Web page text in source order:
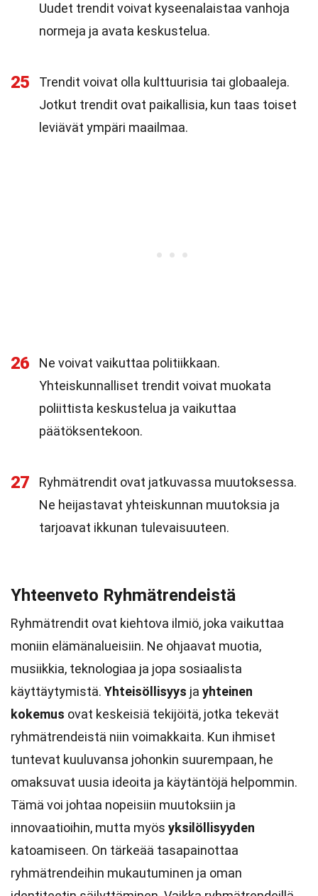
Uudet trendit voivat kyseenalaistaa vanhoja
normeja ja avata keskustelua.
25
Trendit voivat olla kulttuurisia tai globaaleja.
Jotkut trendit ovat paikallisia, kun taas toiset
leviävät ympäri maailmaa.
26
Ne voivat vaikuttaa politiikkaan.
Yhteiskunnalliset trendit voivat muokata
poliittista keskustelua ja vaikuttaa
päätöksentekoon.
27
Ryhmätrendit ovat jatkuvassa muutoksessa.
Ne heijastavat yhteiskunnan muutoksia ja
tarjoavat ikkunan tulevaisuuteen.
Yhteenveto Ryhmätrendeistä
Ryhmätrendit ovat kiehtova ilmiö, joka vaikuttaa
moniin elämänalueisiin. Ne ohjaavat muotia,
musiikkia, teknologiaa ja jopa sosiaalista
käyttäytymistä. Yhteisöllisyys ja yhteinen
kokemus ovat keskeisiä tekijöitä, jotka tekevät
ryhmätrendeistä niin voimakkaita. Kun ihmiset
tuntevat kuuluvansa johonkin suurempaan, he
omaksuvat uusia ideoita ja käytäntöjä helpommin.
Tämä voi johtaa nopeisiin muutoksiin ja
innovaatioihin, mutta myös yksilöllisyyden
katoamiseen. On tärkeää tasapainottaa
ryhmätrendeihin mukautuminen ja oman